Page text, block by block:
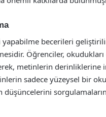
yapabilme becerileri
Öğrenciler,
metinlerin derinliklerine
sadece yüzeysel bir